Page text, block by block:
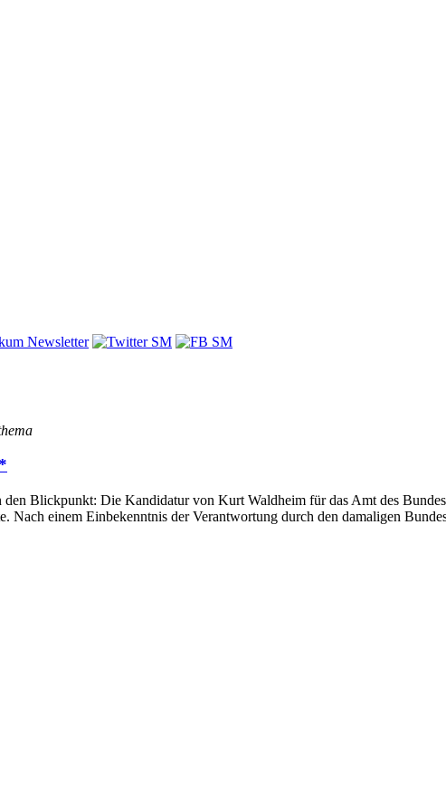
Blickpunkt: Die Kandidatur von Kurt Waldheim für das Amt des
Nach einem Einbekenntnis der Verantwortung durch den damaligen